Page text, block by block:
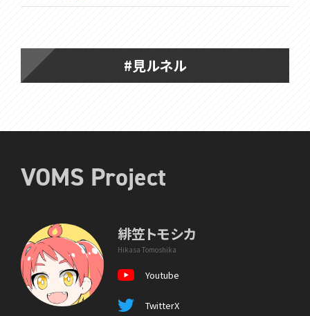
#見ルネル
VOMS Project
緋笠トモシカ
Hikasa Tomoshika
Youtube
TwitterX